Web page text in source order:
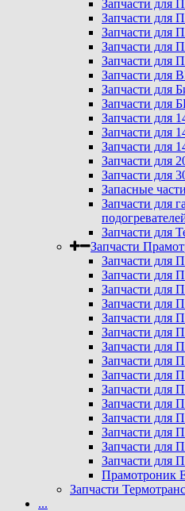
Запчасти для
Запчасти для
Запчасти для
Запчасти для
Запчасти для
Запчасти для
Запчасти для
Запчасти для
Запчасти для
Запчасти
Запчасти для
Запчасти для
Запчасти для
Запасные
Запчасти для
Запчасти для
Запчасти
Запчасти для
Запчасти для
Запчасти для
Запчасти для
Запчасти для
Запчасти для
Запчасти для
Запчасти для
Запчасти для
Запчасти для
Запчасти для
Запчасти для
Запчасти для
Запчасти для
Запчасти для
Прамотроник
Запчасти Термотранс
...